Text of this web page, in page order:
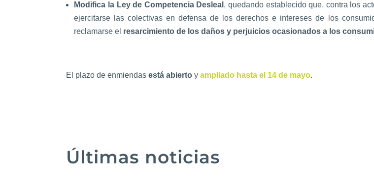
Modifica la Ley de Competencia Desleal , quedando establecido que, contra los
ejercitarse las colectivas en defensa de los derechos e intereses de los
reclamarse el resarcimiento de los daños y perjuicios ocasionados a los
El plazo de enmiendas está abierto yampliado hasta el 14 de mayo.
Últimas noticias